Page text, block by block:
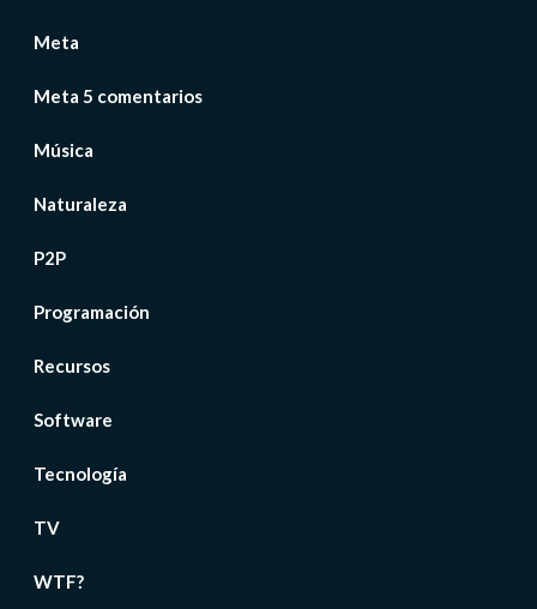
Meta
Meta 5 comentarios
Música
Naturaleza
P2P
Programación
Recursos
Software
Tecnología
TV
WTF?